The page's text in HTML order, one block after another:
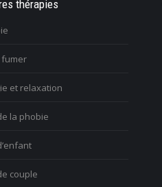
thérapies
et relaxation
la phobie
couple